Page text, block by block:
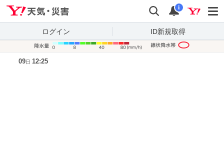
検索 通知
i
ログイン ID新規取得
09日 12:25